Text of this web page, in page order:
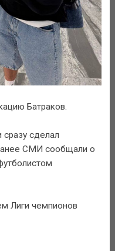
Батраков.
сразу сделал
СМИ сообщали о
Лиги чемпионов